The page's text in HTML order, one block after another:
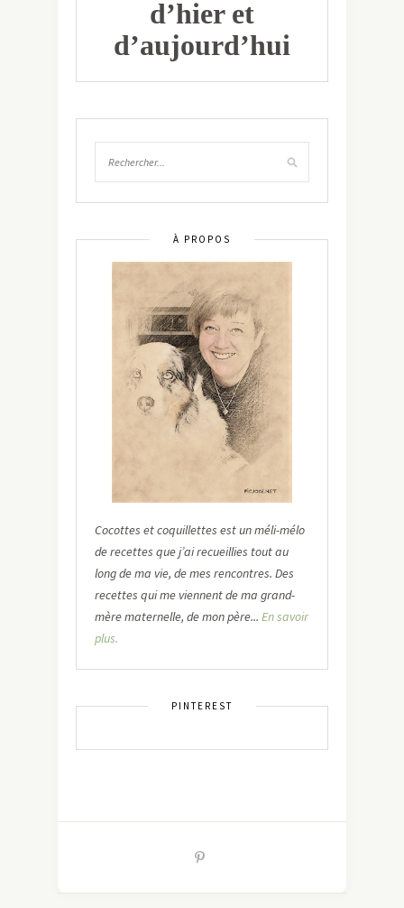
d’hier et
d’aujourd’hui
À PROPOS
Cocottes et coquillettes est un méli-mélo
de recettes que j’ai recueillies tout au
long de ma vie, de mes rencontres. Des
recettes qui me viennent de ma grand-
mère maternelle, de mon père... En savoir
plus.
PINTEREST